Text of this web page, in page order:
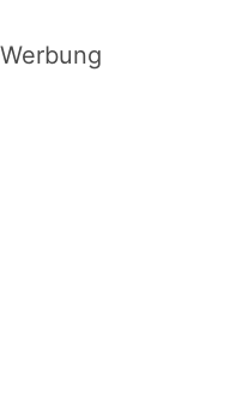
Werbung